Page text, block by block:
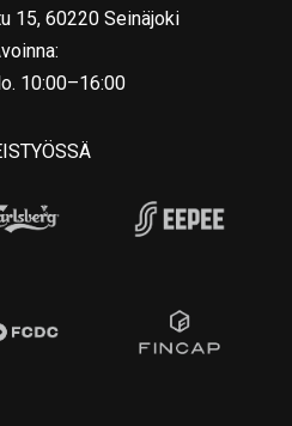
15, 60220 Seinäjoki
10:00–16:00